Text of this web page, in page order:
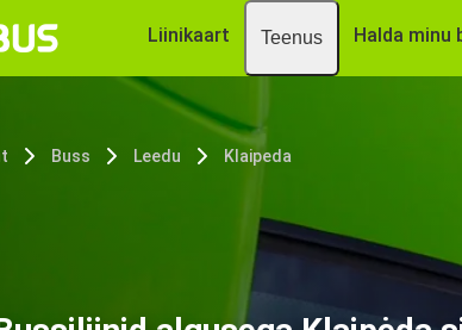
Liinikaart Teenus Halda minu
Buss Leedu Klaipeda